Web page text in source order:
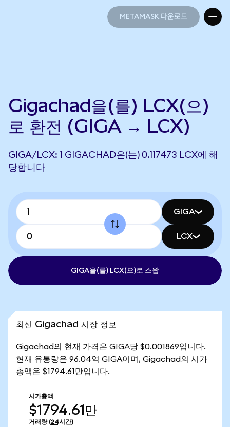
METAMASK 다운로드
Gigachad을(를) LCX(으)
로 환전 (GIGA → LCX)
GIGA/LCX: 1 GIGACHAD은(는) 0.117473 LCX에 해
당합니다
GIGA
LCX
GIGA을(를) LCX(으)로 스왑
최신 Gigachad 시장 정보
Gigachad의 현재 가격은 GIGA당 $0.001869입니다.
현재 유통량은 96.04억 GIGA이며, Gigachad의 시가
총액은 $1794.61만입니다.
시가총액
$1794.61만
거래량 (24시간)